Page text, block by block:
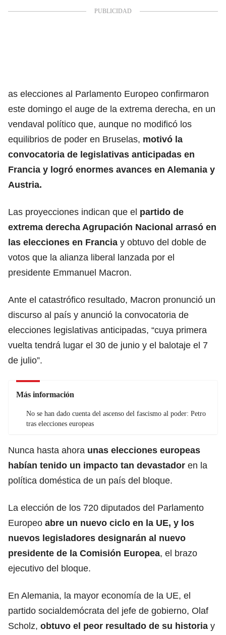
as elecciones al Parlamento Europeo confirmaron
este domingo el auge de la extrema derecha, en un
vendaval político que, aunque no modificó los
equilibrios de poder en Bruselas, motivó la
convocatoria de legislativas anticipadas en
Francia y logró enormes avances en Alemania y
Austria.
Las proyecciones indican que el partido de
extrema derecha Agrupación Nacional arrasó en
las elecciones en Francia y obtuvo del doble de
votos que la alianza liberal lanzada por el
presidente Emmanuel Macron.
Ante el catastrófico resultado, Macron pronunció un
discurso al país y anunció la convocatoria de
elecciones legislativas anticipadas, “cuya primera
vuelta tendrá lugar el 30 de junio y el balotaje el 7
de julio”.
Más información
No se han dado cuenta del ascenso del fascismo al poder: Petro
tras elecciones europeas
Nunca hasta ahora unas elecciones europeas
habían tenido un impacto tan devastador en la
política doméstica de un país del bloque.
La elección de los 720 diputados del Parlamento
Europeo abre un nuevo ciclo en la UE, y los
nuevos legisladores designarán al nuevo
presidente de la Comisión Europea, el brazo
ejecutivo del bloque.
En Alemania, la mayor economía de la UE, el
partido socialdemócrata del jefe de gobierno, Olaf
Scholz, obtuvo el peor resultado de su historia y